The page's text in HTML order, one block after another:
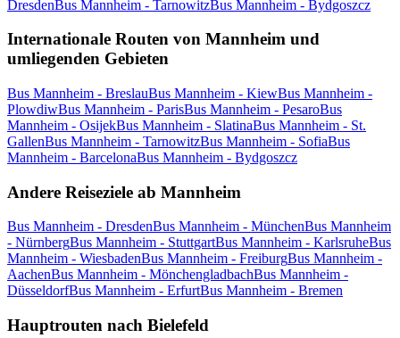
DresdenBus Mannheim - TarnowitzBus Mannheim - Bydgoszcz
Internationale Routen von Mannheim und
umliegenden Gebieten
Bus Mannheim - BreslauBus Mannheim - KiewBus Mannheim -
PlowdiwBus Mannheim - ParisBus Mannheim - PesaroBus
Mannheim - OsijekBus Mannheim - SlatinaBus Mannheim - St.
GallenBus Mannheim - TarnowitzBus Mannheim - SofiaBus
Mannheim - BarcelonaBus Mannheim - Bydgoszcz
Andere Reiseziele ab Mannheim
Bus Mannheim - DresdenBus Mannheim - MünchenBus Mannheim
- NürnbergBus Mannheim - StuttgartBus Mannheim - KarlsruheBus
Mannheim - WiesbadenBus Mannheim - FreiburgBus Mannheim -
AachenBus Mannheim - MönchengladbachBus Mannheim -
DüsseldorfBus Mannheim - ErfurtBus Mannheim - Bremen
Hauptrouten nach Bielefeld